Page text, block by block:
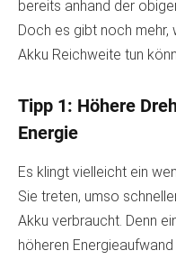
bereits anhand der
Doch es gibt noch mehr,
Akku Reichweite tun
Tipp 1: Höhere
Energie
Es klingt vielleicht ein
Sie treten, umso
Akku verbraucht. Denn
höheren